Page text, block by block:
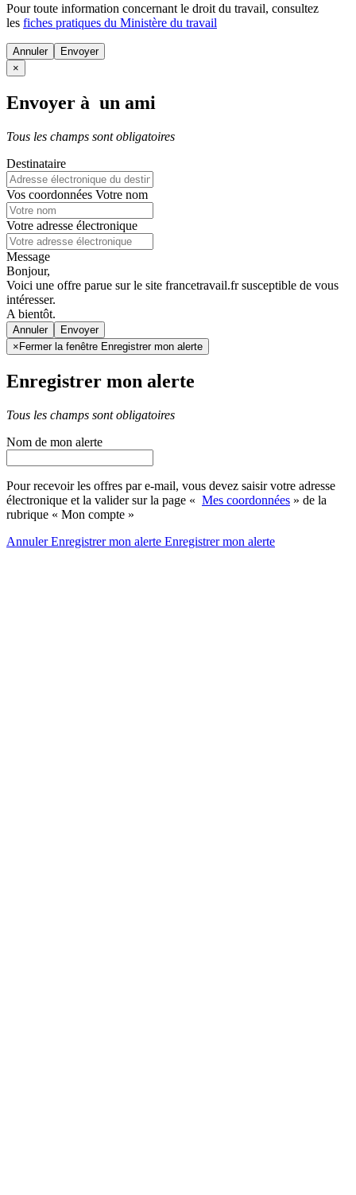
Pour toute information concernant le droit du travail, consultez
les fiches pratiques du Ministère du travail
Annuler
×
Envoyer à un ami
Tous les champs sont obligatoires
Destinataire
Vos coordonnées Votre nom
Votre adresse électronique
Message
Bonjour,
Voici une offre parue sur le site francetravail.fr susceptible de vous
intéresser.
A bientôt.
Annuler
× Fermer la fenêtre Enregistrer mon alerte
Enregistrer mon alerte
Tous les champs sont obligatoires
Nom de mon alerte
Pour recevoir les offres par e-mail, vous devez saisir votre adresse
électronique et la valider sur la page « Mes coordonnées » de la
rubrique « Mon compte »
AnnulerEnregistrer mon alerte Enregistrermon alerte